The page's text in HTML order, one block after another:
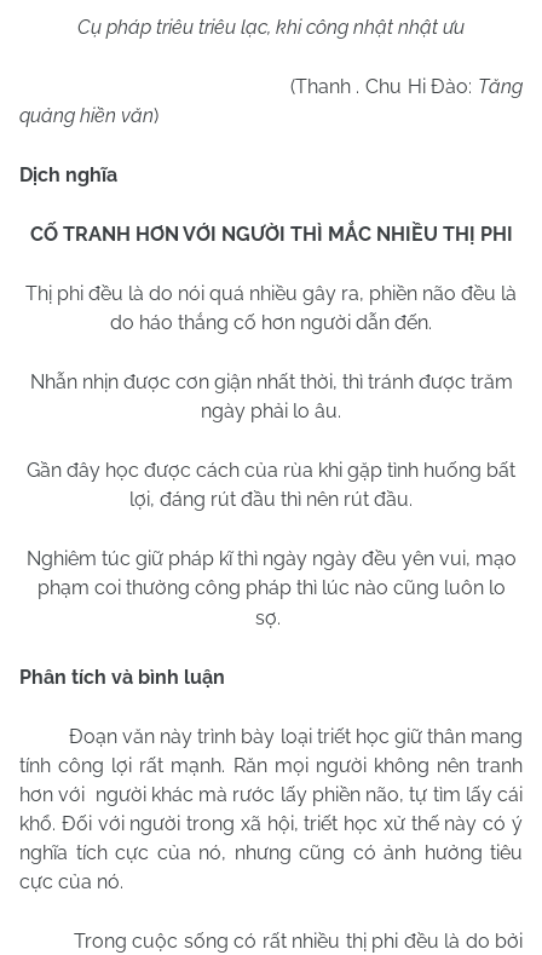
Cụ pháp triêu triêu lạc, khi công nhật nhật ưu
(Thanh . Chu Hi Đào: Tăng
quảng hiền văn)
Dịch nghĩa
CỐ TRANH HƠN VỚI NGƯỜI THÌ MẮC NHIỀU THỊ PHI
Thị phi đều là do nói quá nhiều gây ra, phiền não đều là
do háo thắng cố hơn người dẫn đến.
Nhẫn nhịn được cơn giận nhất thời, thì tránh được trăm
ngày phải lo âu.
Gần đây học được cách của rùa khi gặp tình huống bất
lợi, đáng rút đầu thì nên rút đầu.
Nghiêm túc giữ pháp kĩ thì ngày ngày đều yên vui, mạo
phạm coi thường công pháp thì lúc nào cũng luôn lo
sợ.
Phân tích và bình luận
Đoạn văn này trình bày loại triết học giữ thân mang
tính công lợi rất mạnh. Răn mọi người không nên tranh
hơn với người khác mà rước lấy phiền não, tự tìm lấy cái
khổ. Đối với người trong xã hội, triết học xử thế này có ý
nghĩa tích cực của nó, nhưng cũng có ảnh hưởng tiêu
cực của nó.
Trong cuộc sống có rất nhiều thị phi đều là do bởi